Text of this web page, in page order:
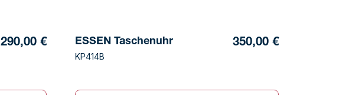
290,00 € ESSEN Taschenuhr
KP414B
350,00 €